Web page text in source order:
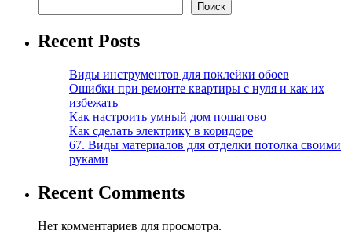
Поиск
Recent Posts
Виды инструментов для поклейки обоев
Ошибки при ремонте квартиры с нуля и как их
избежать
Как настроить умный дом пошагово
Как сделать электрику в коридоре
67. Виды материалов для отделки потолка своими
руками
Recent Comments
Нет комментариев для просмотра.